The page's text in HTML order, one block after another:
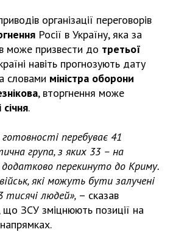
організації переговорів
Росії в Україну, яка за
може призвести до третьої
навіть прогнозують дату
словами міністра оборони
, вторгнення може
січня.
перебуває 41
група, з яких 33 – на
додатково перекинуто до Криму.
які можуть бути залучені
тисячі людей», – сказав
що ЗСУ зміцнюють позиції на